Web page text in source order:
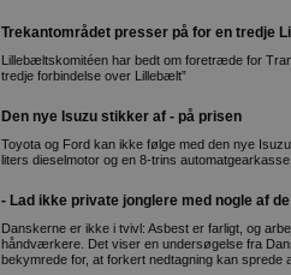
Trekantområdet presser på for en tredje
Lillebæltskomitéen har bedt om foretræde for
tredje forbindelse over Lillebælt”
Den nye Isuzu stikker af - på prisen
Toyota og Ford kan ikke følge med den nye
liters dieselmotor og en 8-trins automatgearkasse
- Lad ikke private jonglere med nogle af
Danskerne er ikke i tvivl: Asbest er farligt, og
håndværkere. Det viser en undersøgelse fra
bekymrede for, at forkert nedtagning kan sprede